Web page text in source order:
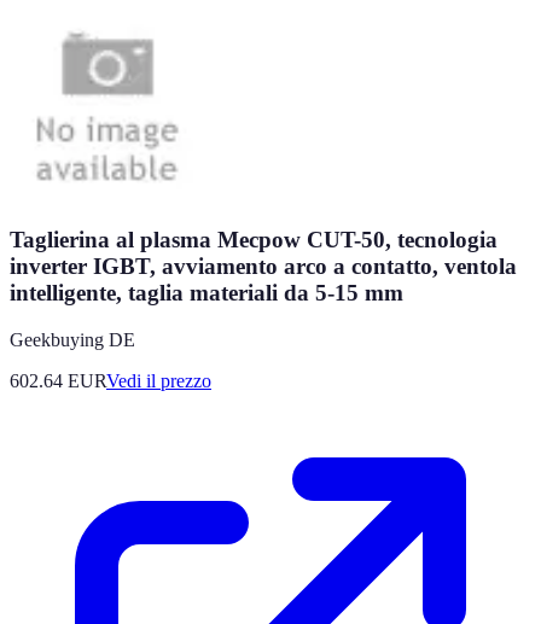
Taglierina al plasma Mecpow CUT-50, tecnologia
inverter IGBT, avviamento arco a contatto, ventola
intelligente, taglia materiali da 5-15 mm
Geekbuying DE
602.64 EURVedi il prezzo